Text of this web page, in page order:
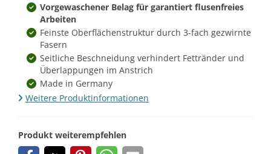
Vorgewaschener Belag für garantiert flusenfreies
Arbeiten
Feinste Oberflächenstruktur durch 3-fach gezwirnte
Fasern
Seitliche Beschneidung verhindert Fettränder und
Überlappungen im Anstrich
Made in Germany
Weitere Produktinformationen
Produkt weiterempfehlen